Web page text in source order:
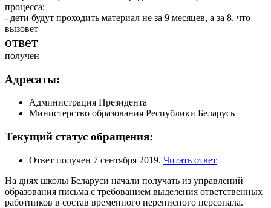
процесса:
- дети будут проходить материал не за 9 месяцев, а за 8, что
вызовет
ответ
получен
Адресаты:
Администрация Президента
Министерство образования Республики Беларусь
Текущий статус обращения:
Ответ получен 7 сентября 2019. Читать ответ
На днях школы Беларуси начали получать из управлений
образования письма с требованием выделения ответственных
работников в состав временного переписного персонала.